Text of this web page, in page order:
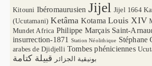
Kitouni Ibéromaurusien Jijel Jijel 1664
(Ucutamani) Ketâma Kotama Louis XIV
Mundet Africa Philippe Marçais Saint-
insurrection-1871
Station Néolithique Stéphane
arabes de Djidjelli Tombes phéniciennes
بونيقية الجزائر قبيلة كتامة